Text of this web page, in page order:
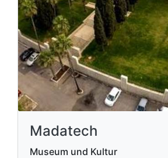
Madatech
Museum und Kultur